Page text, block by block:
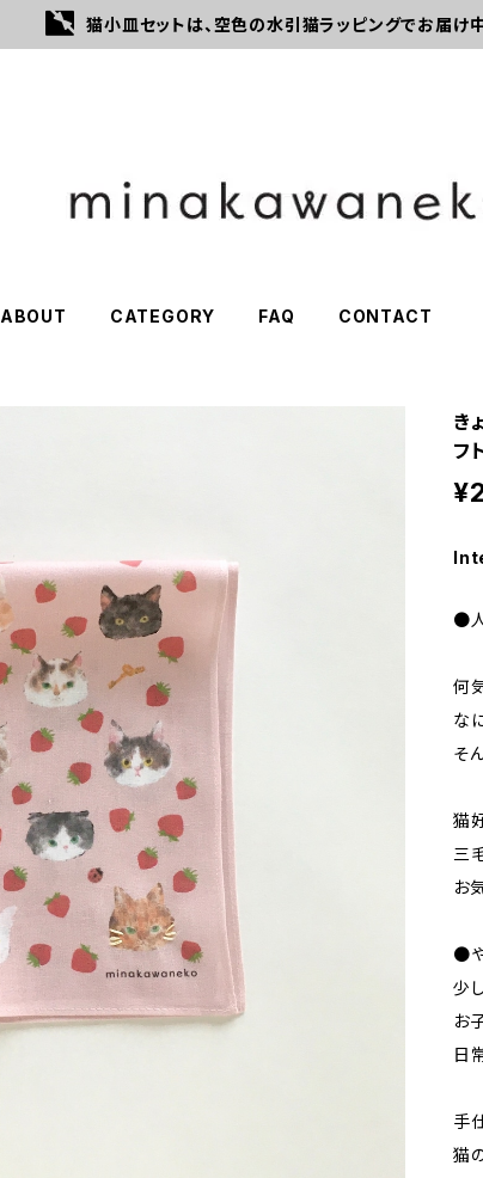
猫小皿セットは、空色の水引猫ラッピングでお届け中
ABOUT CATEGORY FAQ CONTACT
き
フ
●人
何
な
そ
猫
三
お
●や
少
お
日
手
猫